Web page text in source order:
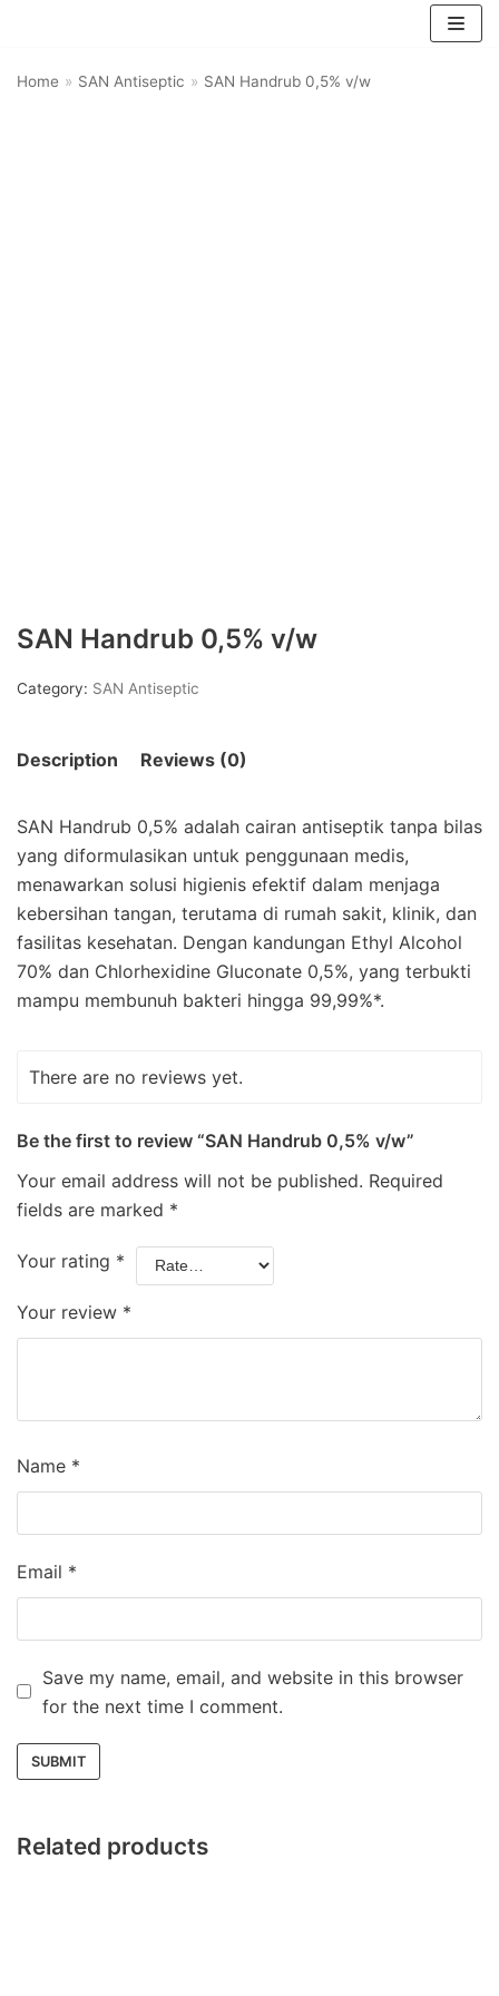
to
Home » SAN Antiseptic » SAN Handrub 0,5% v/w
SAN Handrub 0,5% v/w
Category: SAN Antiseptic
Description Reviews (0)
SAN Handrub 0,5% adalah cairan antiseptik tanpa bilas
yang diformulasikan untuk penggunaan medis,
menawarkan solusi higienis efektif dalam menjaga
kebersihan tangan, terutama di rumah sakit, klinik, dan
fasilitas kesehatan. Dengan kandungan Ethyl Alcohol
70% dan Chlorhexidine Gluconate 0,5%, yang terbukti
mampu membunuh bakteri hingga 99,99%*.
There are no reviews yet.
Be the first to review “SAN Handrub 0,5% v/w”
Your email address will not be published. Required
fields are marked *
Your rating *
Your review *
Name *
Email *
Save my name, email, and website in this browser
for the next time I comment.
Related products